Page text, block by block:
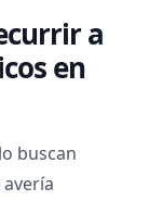
a
en
buscan